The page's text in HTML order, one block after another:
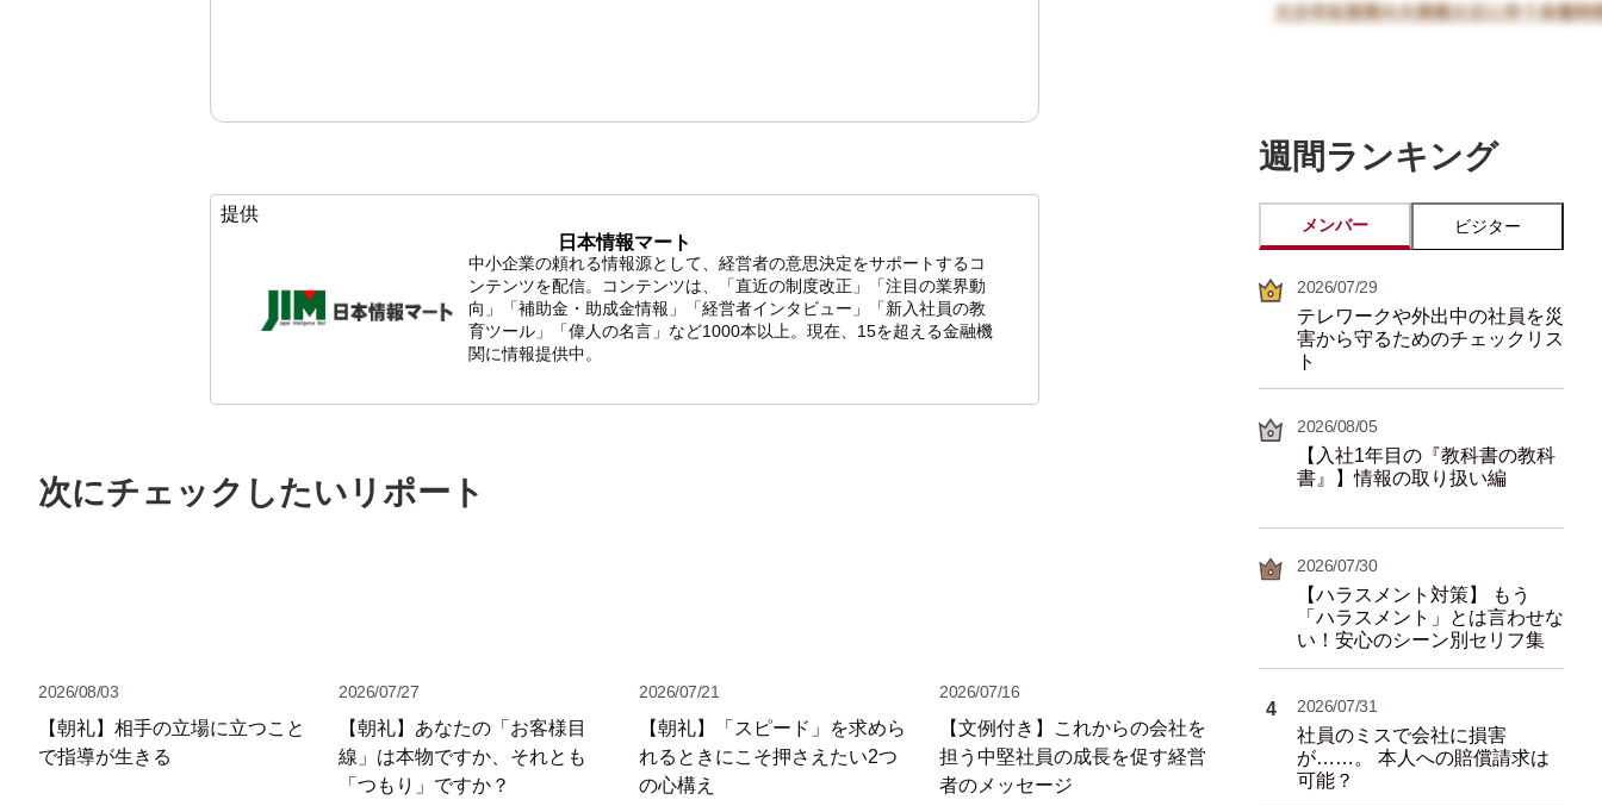
提供
日本情報マート
中小企業の頼れる情報源として、経営者の意思決定をサポートするコ
ンテンツを配信。コンテンツは、「直近の制度改正」「注目の業界動
向」「補助金・助成金情報」「経営者インタビュー」「新入社員の教
育ツール」「偉人の名言」など1000本以上。現在、15を超える金融機
関に情報提供中。
次にチェックしたいリポート
2026/08/03
【朝礼】相手の立場に立つこと
で指導が生きる
2026/07/27
【朝礼】あなたの「お客様目
線」は本物ですか、それとも
「つもり」ですか？
2026/07/21
【朝礼】「スピード」を求めら
れるときにこそ押さえたい2つ
の心構え
2026/07/16
【文例付き】これからの会社を
担う中堅社員の成長を促す経営
者のメッセージ
週間ランキング
メンバー ビジター
2026/07/29
テレワークや外出中の社員を災
害から守るためのチェックリス
ト
2026/08/05
【入社1年目の『教科書の教科
書』】情報の取り扱い編
2026/07/30
【ハラスメント対策】 もう
「ハラスメント」とは言わせな
い！安心のシーン別セリフ集
4 2026/07/31
社員のミスで会社に損害
が……。 本人への賠償請求は
可能？